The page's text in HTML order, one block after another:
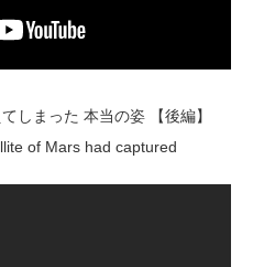
しまった 本当の姿 【後編】
of Mars had captured